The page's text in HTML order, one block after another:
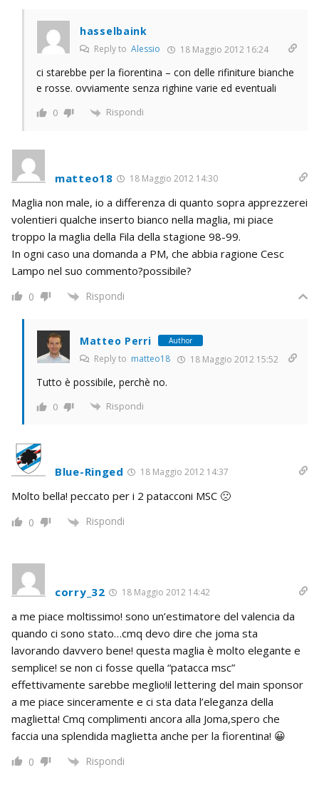
hasselbaink
Reply to Alessio 18 Maggio 2012 16:24
ci starebbe per la fiorentina – con delle rifiniture bianche
e rosse. ovviamente senza righine varie ed eventuali
0 Rispondi
matteo18 18 Maggio 2012 14:30
Maglia non male, io a differenza di quanto sopra apprezzerei
volentieri qualche inserto bianco nella maglia, mi piace
troppo la maglia della Fila della stagione 98-99.
In ogni caso una domanda a PM, che abbia ragione Cesc
Lampo nel suo commento?possibile?
0 Rispondi
Matteo Perri Author
Reply to matteo18 18 Maggio 2012 15:52
Tutto è possibile, perchè no.
0 Rispondi
Blue-Ringed 18 Maggio 2012 14:37
Molto bella! peccato per i 2 patacconi MSC 🙁
0 Rispondi
corry_32 18 Maggio 2012 14:42
a me piace moltissimo! sono un’estimatore del valencia da
quando ci sono stato…cmq devo dire che joma sta
lavorando davvero bene! questa maglia è molto elegante e
semplice! se non ci fosse quella “patacca msc”
effettivamente sarebbe meglio!il lettering del main sponsor
a me piace sinceramente e ci sta data l’eleganza della
maglietta! Cmq complimenti ancora alla Joma,spero che
faccia una splendida maglietta anche per la fiorentina! 😀
0 Rispondi